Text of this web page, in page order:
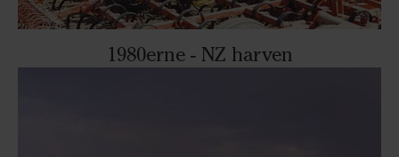
1980erne - NZ harven